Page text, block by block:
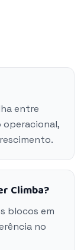
entre
operacional,
Climba?
blocos em
no